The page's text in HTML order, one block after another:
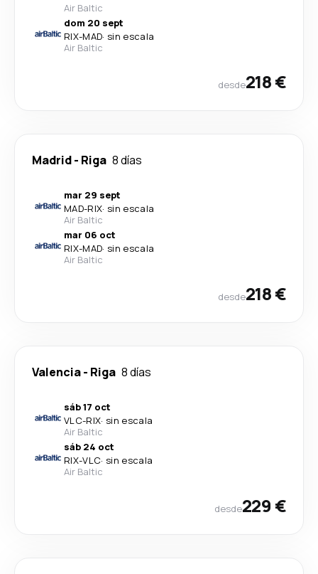
Air Baltic
dom 20 sept
RIX-MAD· sin escala
Air Baltic
desde218 €
Madrid- Riga 8 días
mar 29 sept
MAD-RIX· sin escala
Air Baltic
mar 06 oct
RIX-MAD· sin escala
Air Baltic
desde218 €
Valencia- Riga 8 días
sáb 17 oct
VLC-RIX· sin escala
Air Baltic
sáb 24 oct
RIX-VLC· sin escala
Air Baltic
desde229 €